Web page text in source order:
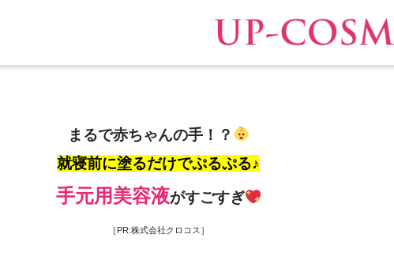
まるで赤ちゃんの手！？
就寝前に塗るだけでぷるぷる♪
手元用美容液がすごすぎ
［PR:株式会社クロコス］